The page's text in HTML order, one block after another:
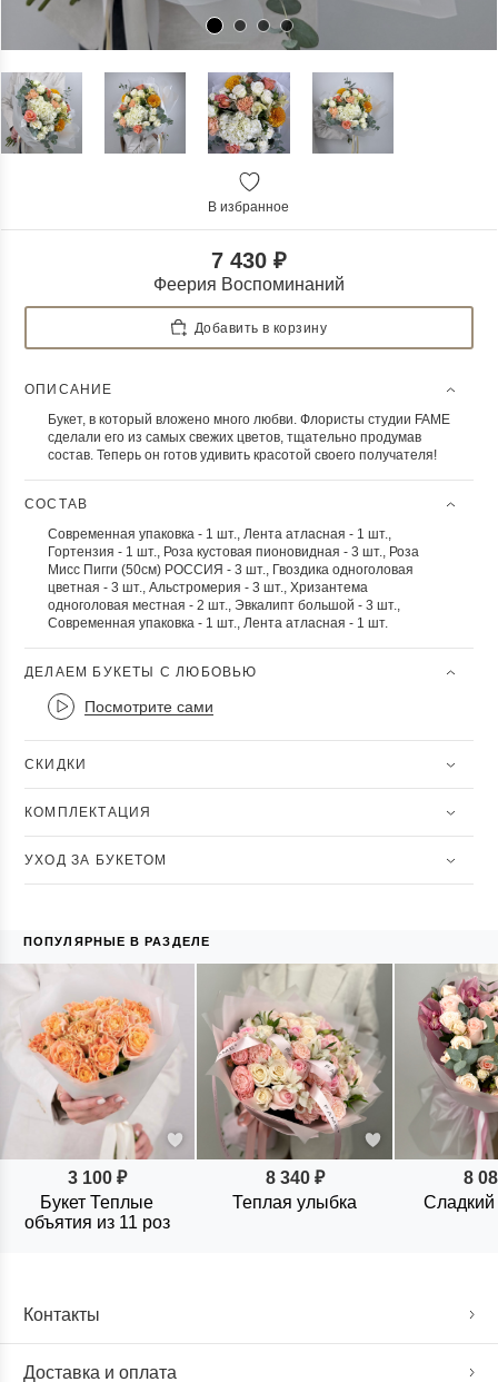
В избранное
7 430 ₽
Феерия Воспоминаний
Добавить в корзину
ОПИСАНИЕ
Букет, в который вложено много любви. Флористы студии FAME
сделали его из самых свежих цветов, тщательно продумав
состав. Теперь он готов удивить красотой своего получателя!
СОСТАВ
Современная упаковка - 1 шт., Лента атласная - 1 шт.,
Гортензия - 1 шт., Роза кустовая пионовидная - 3 шт., Роза
Мисс Пигги (50см) РОССИЯ - 3 шт., Гвоздика одноголовая
цветная - 3 шт., Альстромерия - 3 шт., Хризантема
одноголовая местная - 2 шт., Эвкалипт большой - 3 шт.,
Современная упаковка - 1 шт., Лента атласная - 1 шт.
ДЕЛАЕМ БУКЕТЫ С ЛЮБОВЬЮ
Посмотрите сами
СКИДКИ
КОМПЛЕКТАЦИЯ
УХОД ЗА БУКЕТОМ
ПОПУЛЯРНЫЕ В РАЗДЕЛЕ
3 100 ₽
Букет Теплые
объятия из 11 роз
8 340 ₽
Теплая улыбка
8
Контакты
Доставка и оплата